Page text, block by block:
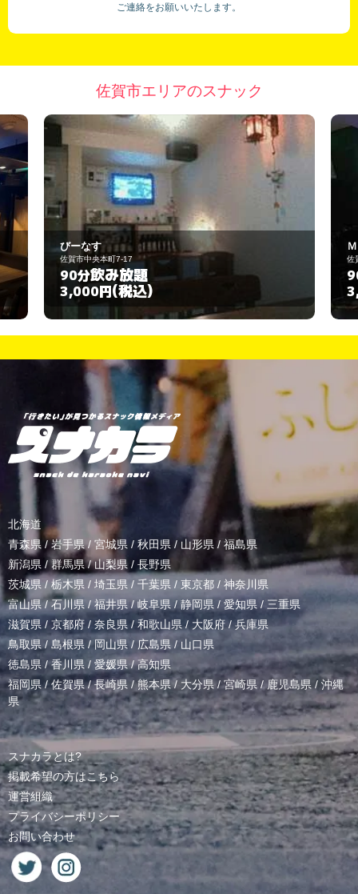
ご連絡をお願いいたします。
佐賀市エリアのスナック
)
90分飲み放題
北海道
青森県 / 岩手県/ 宮城県 / 秋田県 / 山形県/ 福島県
新潟県 /群馬県/山梨県 / 長野県
茨城県 / 栃木県 / 埼玉県 / 千葉県 / 東京都 / 神奈川県
富山県 /石川県/福井県/岐阜県 / 静岡県 / 愛知県 / 三重県
滋賀県 / 京都府 / 奈良県 / 和歌山県/ 大阪府 /兵庫県
鳥取県/ 島根県 /岡山県/ 広島県 / 山口県
徳島県 /香川県 / 愛媛県/高知県
福岡県/佐賀県/長崎県 /熊本県/ 大分県/宮崎県 /鹿児島県 / 沖縄
県
スナカラとは?
掲載希望の方はこちら
運営組織
プライバシーポリシー
お問い合わせ